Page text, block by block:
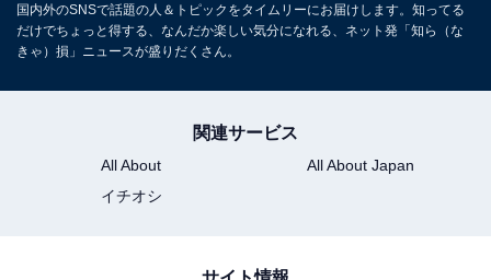
国内外のSNSで話題の人＆トピックをタイムリーにお届けします。知ってる
だけでちょっと得する、なんだか楽しい気分になれる、ネット発「知ら（な
きゃ）損」ニュースが盛りだくさん。
関連サービス
All About
All About Japan
イチオシ